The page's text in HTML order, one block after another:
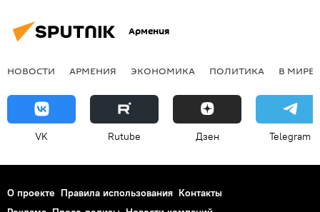
Армения
НОВОСТИ АРМЕНИЯ ЭКОНОМИКА ПОЛИТИКА В МИРЕ
VK Rutube Дзен Telegram
О проекте Правила использования Контакты